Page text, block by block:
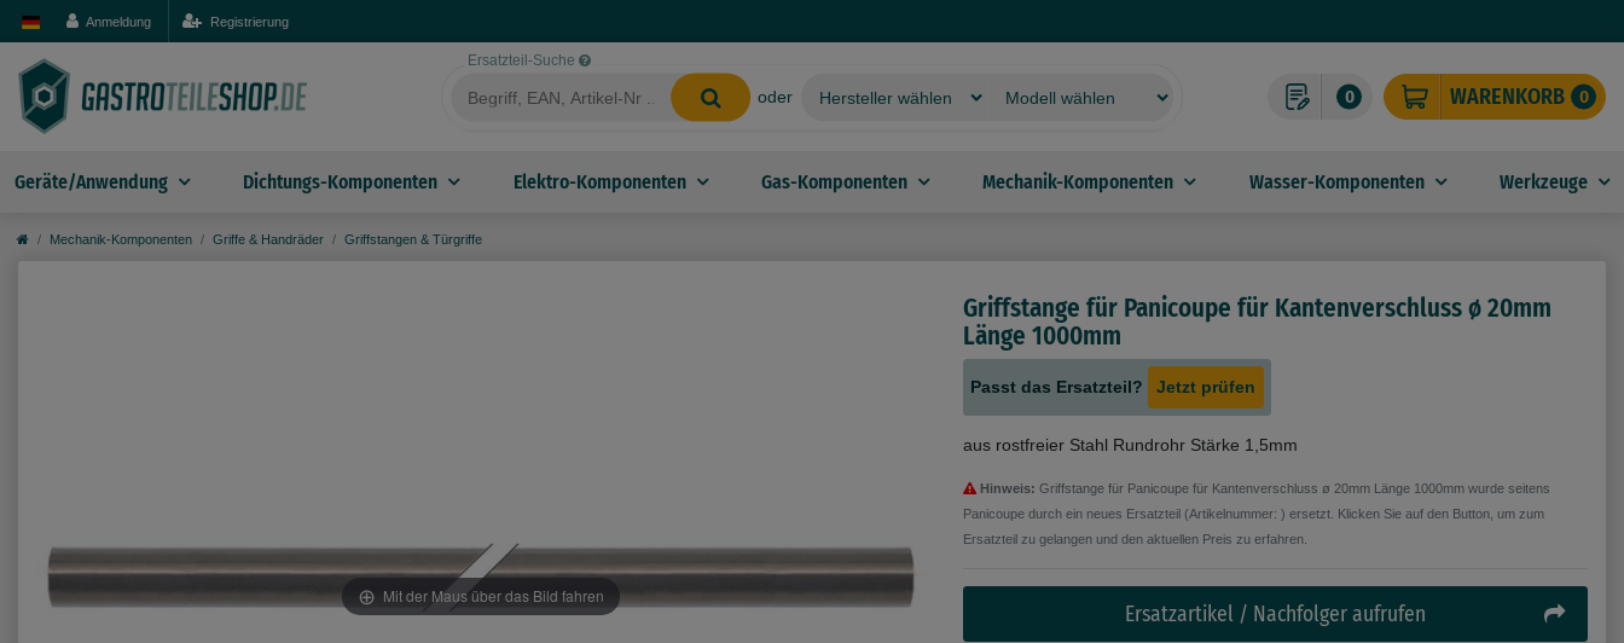
Anmeldung Registrierung
Ersatzteil-Suche
oder 0 WARENKORB 0
Geräte/Anwendung Dichtungs-Komponenten Elektro-Komponenten Gas-Komponenten Mechanik-Komponenten Wasser-Komponenten Werkzeuge
Mechanik-Komponenten Griffe & Handräder Griffstangen & Türgriffe
Mit der Maus über das Bild fahren
Griffstange für Panicoupe für Kantenverschluss ø 20mm
Länge 1000mm
Passt das Ersatzteil? Jetzt prüfen
aus rostfreier Stahl Rundrohr Stärke 1,5mm
Hinweis: Griffstange für Panicoupe für Kantenverschluss ø 20mm Länge 1000mm wurde seitens
Panicoupe durch ein neues Ersatzteil (Artikelnummer: ) ersetzt. Klicken Sie auf den Button, um zum
Ersatzteil zu gelangen und den aktuellen Preis zu erfahren.
Ersatzartikel / Nachfolger aufrufen